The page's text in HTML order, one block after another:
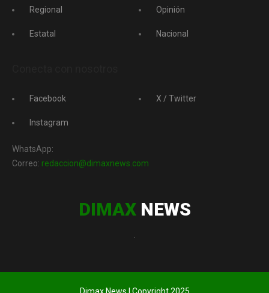
Regional
Estatal
Opinión
Nacional
Facebook
Instagram
X / Twitter
WhatsApp:
Correo: redaccion@dimaxnews.com
DIMAXNEWS